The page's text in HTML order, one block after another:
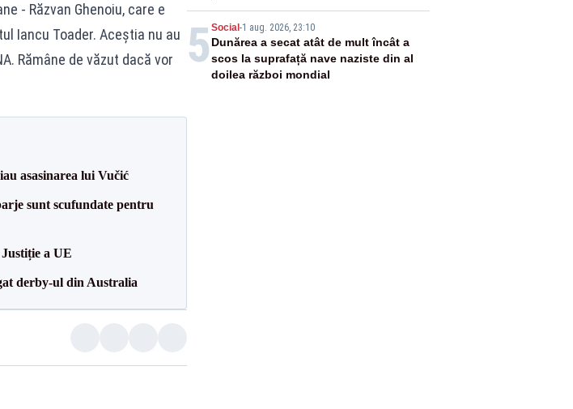
- Răzvan Ghenoiu, care e
Iancu Toader. Aceștia nu au
Rămâne de văzut dacă vor
asasinarea lui Vučić
sunt scufundate pentru
a UE
derby-ul din Australia
5 Social -1 aug. 2026, 23:10
Dunărea a secat atât de mult încât a
scos la suprafață nave naziste din al
doilea război mondial